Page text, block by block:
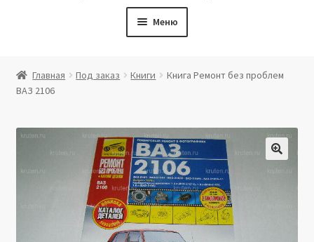
Меню
Витрина
Мой аккаунт
Политика в отношении обработки персональных
Производители
Главная Под заказ Книги
Книга Ремонт без проблем
ВАЗ 2106
🔍